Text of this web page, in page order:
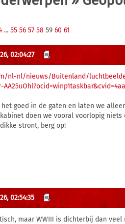
... 55 56 57 58 59 60 61
02:04:27
nl-nl/nieuws/Buitenland/
het goed in de gaten en laten we
doen we vooral voorlopig niets
stront, berg op!
02:54:35
maar WWIII is dichterbij dan veel